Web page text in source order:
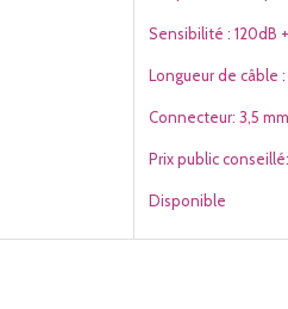
Sensibilité : 120dB
Longueur de câble :
Connecteur: 3,5
Prix public
Disponible